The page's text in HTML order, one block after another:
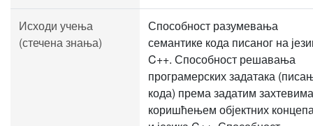
Исходи учења
(стечена знања)
Способност разумевања
семантике кода писаног на
C++. Способност решавања
програмерских задатака
кода) према задатим захтевима
коришћењем објектних